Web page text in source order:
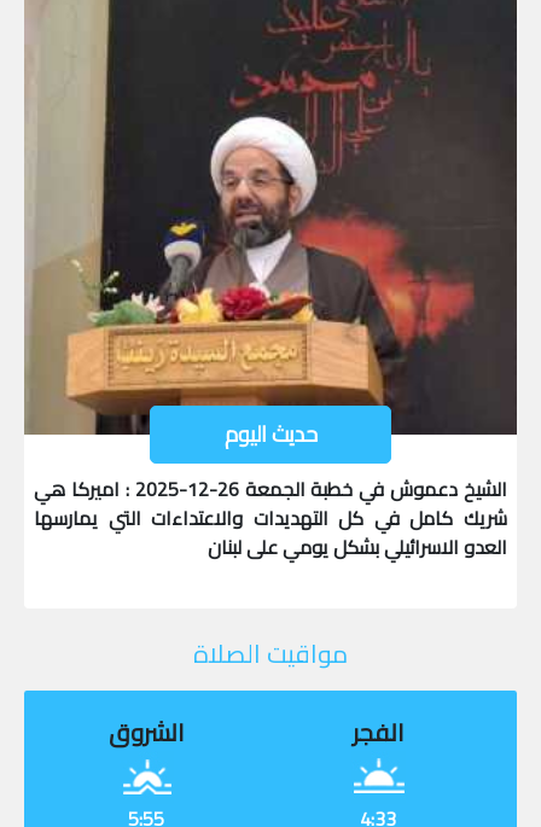
حديث اليوم
الشيخ دعموش في خطبة الجمعة 26-12-2025 : اميركا هي
شريك كامل في كل التهديدات والاعتداءات التي يمارسها
العدو الاسرائيلي بشكل يومي على لبنان
مواقيت الصلاة
الفجر
4:33
الشروق
5:55